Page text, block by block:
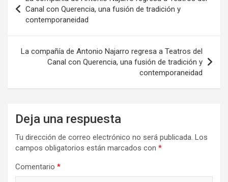
de
entradas
Canal con Querencia, una fusión de tradición y
contemporaneidad
La compañía de Antonio Najarro regresa a Teatros del
Canal con Querencia, una fusión de tradición y
contemporaneidad
Deja una respuesta
Tu dirección de correo electrónico no será publicada. Los
campos obligatorios están marcados con *
Comentario *